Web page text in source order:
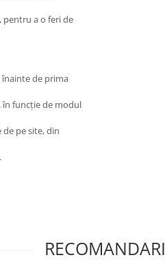
pentru a o feri de
de prima
în funcție de modul
pe site, din
.
RECOMANDARI